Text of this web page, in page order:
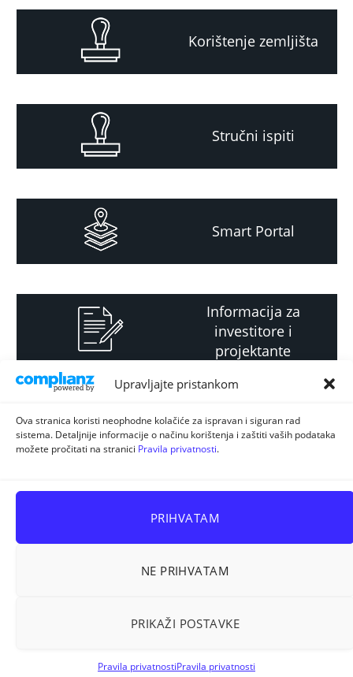
Upravljajte pristankom
Ova stranica koristi neophodne kolačiće za ispravan i siguran rad
sistema. Detaljnije informacije o načinu korištenja i zaštiti vaših podataka
možete pročitati na stranici Pravila privatnosti.
PRIHVATAM
NE PRIHVATAM
PRIKAŽI POSTAVKE
Pravila privatnostiPravila privatnosti
Korištenje zemljišta
Stručni ispiti
Smart Portal
Informacija za
investitore i
projektante
Strateški i planski
dokument
Korištenje zemljišta
Stručni ispiti